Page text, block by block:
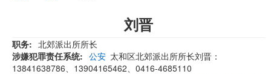
刘晋
职务
北郊派出所所长
涉嫌犯罪责任系统
公安 太和区北郊派出所所长刘晋：
13841638786、13904165462、0416-4685110